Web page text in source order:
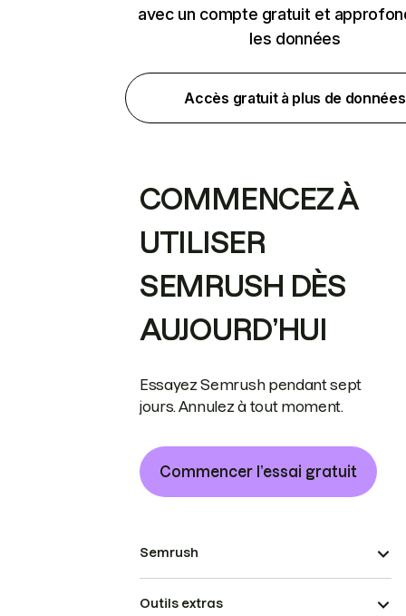
avec un compte gratuit et
les données
Accès gratuit à plus de données
COMMENCEZ À
UTILISER
SEMRUSH DÈS
AUJOURD’HUI
Essayez Semrush pendant sept
jours. Annulez à tout moment.
Commencer l’essai gratuit
Semrush
Outils extras